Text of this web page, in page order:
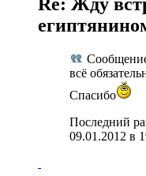
Re: Жду
всё
Спасибо
Последний
09.01.2012 в